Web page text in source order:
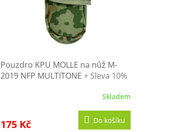
Pouzdro KPU MOLLE na nůž M-
2019 NFP MULTITONE + Sleva 10%
Skladem
175 Kč Do košíku